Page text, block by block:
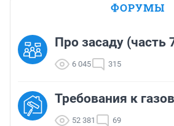
ФОРУМЫ
Про засаду (часть
6 045 315
Требования к
52 381 69